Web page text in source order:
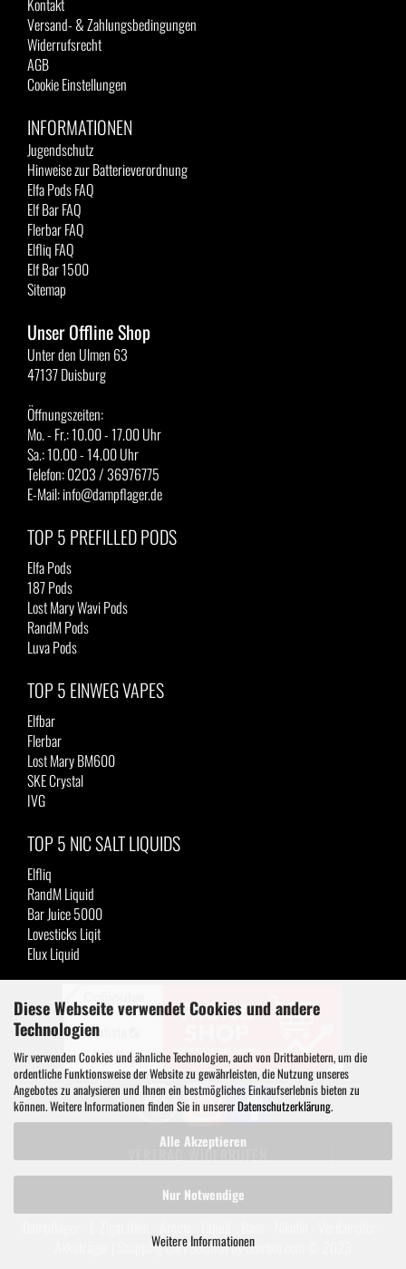
Diese Webseite verwendet Cookies und andere
Technologien
Wir verwenden Cookies und ähnliche Technologien, auch von Drittanbietern, um die
ordentliche Funktionsweise der Website zu gewährleisten, die Nutzung unseres
Angebotes zu analysieren und Ihnen ein bestmögliches Einkaufserlebnis bieten zu
können. Weitere Informationen finden Sie in unsererDatenschutzerklärung.
Alle Akzeptieren
Nur Notwendige
Weitere Informationen
Kontakt
Versand- & Zahlungsbedingungen
Widerrufsrecht
AGB
Cookie Einstellungen
INFORMATIONEN
Jugendschutz
Hinweise zur Batterieverordnung
Elfa Pods FAQ
Elf Bar FAQ
Flerbar FAQ
Elfliq FAQ
Elf Bar 1500
Sitemap
Unser Offline Shop
Unter den Ulmen 63
47137 Duisburg
Öffnungszeiten:
Mo. - Fr.: 10.00 - 17.00 Uhr
Sa.: 10.00 - 14.00 Uhr
Telefon: 0203 / 36976775
E-Mail: info@dampflager.de
TOP 5 PREFILLED PODS
Elfa Pods
187 Pods
Lost Mary Wavi Pods
RandM Pods
Luva Pods
TOP 5 EINWEG VAPES
Elfbar
Flerbar
Lost Mary BM600
SKE Crystal
IVG
TOP 5 NIC SALT LIQUIDS
Elfliq
RandM Liquid
Bar Juice 5000
Lovesticks Liqit
Elux Liquid
VERTRAG WIDERRUFEN
Shopping Cart Solutionby Gambio.com © 2023